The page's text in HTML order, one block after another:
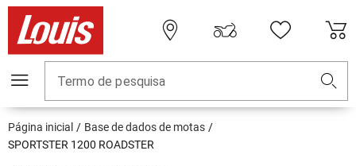
Termo de pesquisa
Página inicial
Base de dados de motas
SPORTSTER 1200 ROADSTER